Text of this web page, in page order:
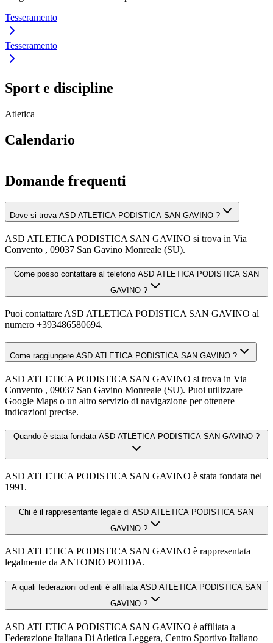
Tesseramento
Tesseramento
Sport e discipline
Atletica
Calendario
Domande frequenti
Dove si trova ASD ATLETICA PODISTICA SAN GAVINO ?
ASD ATLETICA PODISTICA SAN GAVINO si trova in Via
Convento , 09037 San Gavino Monreale (SU).
Come posso contattare al telefono ASD ATLETICA PODISTICA SAN
GAVINO ?
Puoi contattare ASD ATLETICA PODISTICA SAN GAVINO al
numero +393486580694.
Come raggiungere ASD ATLETICA PODISTICA SAN GAVINO ?
ASD ATLETICA PODISTICA SAN GAVINO si trova in Via
Convento , 09037 San Gavino Monreale (SU). Puoi utilizzare
Google Maps o un altro servizio di navigazione per ottenere
indicazioni precise.
Quando è stata fondata ASD ATLETICA PODISTICA SAN GAVINO ?
ASD ATLETICA PODISTICA SAN GAVINO è stata fondata nel
1991.
Chi è il rappresentante legale di ASD ATLETICA PODISTICA SAN
GAVINO ?
ASD ATLETICA PODISTICA SAN GAVINO è rappresentata
legalmente da ANTONIO PODDA.
A quali federazioni od enti è affiliata ASD ATLETICA PODISTICA SAN
GAVINO ?
ASD ATLETICA PODISTICA SAN GAVINO è affiliata a
Federazione Italiana Di Atletica Leggera, Centro Sportivo Italiano